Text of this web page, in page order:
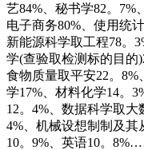
艺84%、秘书学82。7%
电子商务80%、使用统
新能源科学取工程78
学(查验取检测标的目的
食物质量取平安22。8%
学17%、材料化学14。
12。4%、数据科学取大
4%、机械设想制制及其
10。9%、英语10。